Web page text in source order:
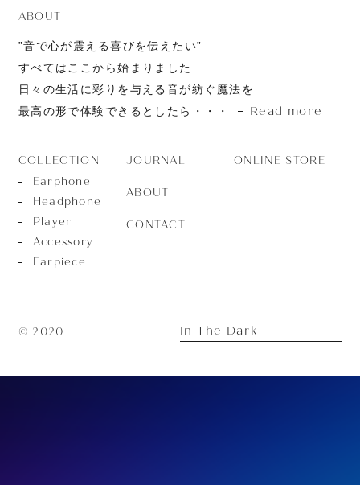
ABOUT
”音で心が震える喜びを伝えたい”
すべてはここから始まりました
日々の生活に彩りを与える音が紡ぐ魔法を
最高の形で体験できるとしたら・・・
Read more
COLLECTION
Earphone
Headphone
Player
Accessory
Earpiece
JOURNAL
ABOUT
CONTACT
ONLINE STORE
© 2020 In The Dark